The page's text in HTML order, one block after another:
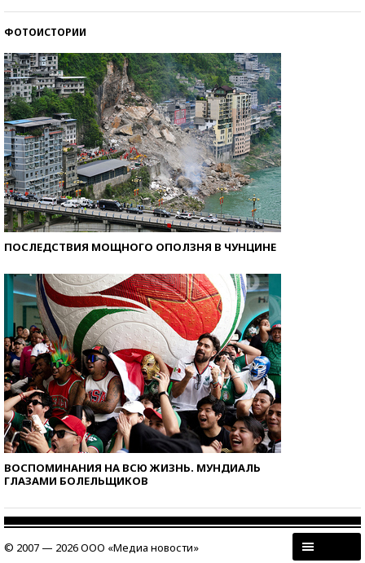
ФОТОИСТОРИИ
ПОСЛЕДСТВИЯ МОЩНОГО ОПОЛЗНЯ В ЧУНЦИНЕ
ВОСПОМИНАНИЯ НА ВСЮ ЖИЗНЬ. МУНДИАЛЬ
ГЛАЗАМИ БОЛЕЛЬЩИКОВ
© 2007 — 2026 ООО «Медиа новости»